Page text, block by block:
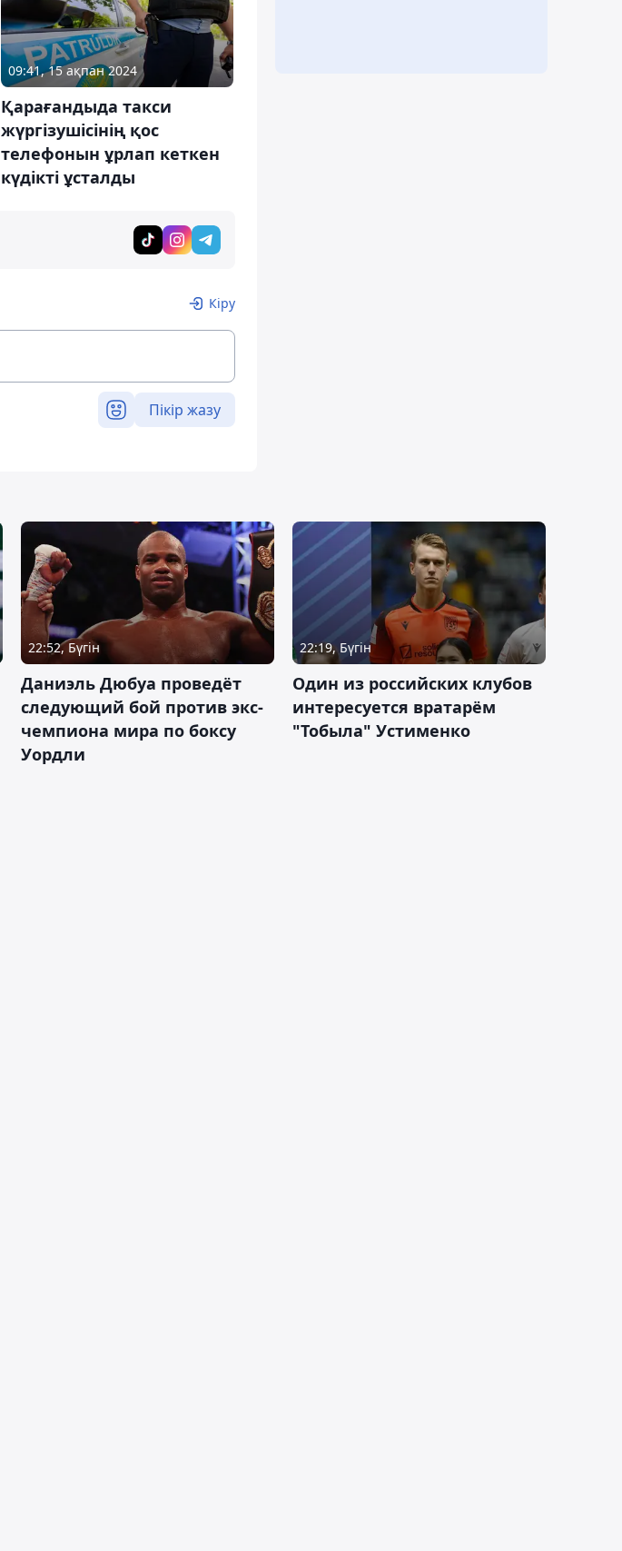
09:41, 15 ақпан 2024
Қарағандыда такси
жүргізушісінің қос
телефонын ұрлап кеткен
күдікті ұсталды
Кіру
Пікір жазу
22:52, Бүгін
Даниэль Дюбуа проведёт
следующий бой против экс-
чемпиона мира по боксу
Уордли
22:19, Бүгін
Один из российских клубов
интересуется вратарём
"Тобыла" Устименко